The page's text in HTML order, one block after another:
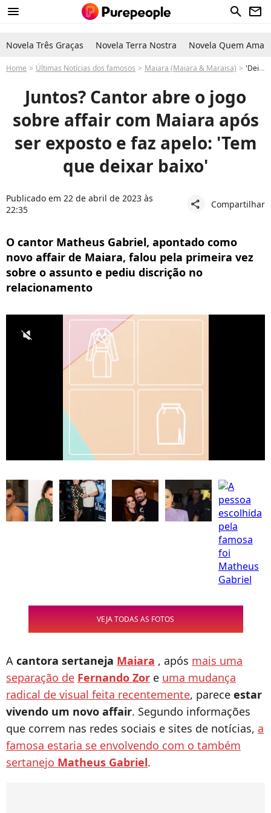
menu search newsletter
Novela Três Graças Novela Terra Nostra Novela Quem Ama
Home Últimas Notícias dos famosos Maiara (Maiara & Maraisa) 'Deixar baixo': cantor abre o jogo sobre affair com Maiara e surpreende fãs
Juntos? Cantor abre o jogo
sobre affair com Maiara após
ser exposto e faz apelo: 'Tem
que deixar baixo'
Publicado em 22 de abril de 2023 às
22:35
share Compartilhar
O cantor Matheus Gabriel, apontado como
novo affair de Maiara, falou pela primeira vez
sobre o assunto e pediu discrição no
relacionamento
VEJA TODAS AS FOTOS
A cantora sertaneja Maiara , após mais uma
separação de Fernando Zor e uma mudança
radical de visual feita recentemente, parece estar
vivendo um novo affair. Segundo informações
que correm nas redes sociais e sites de notícias, a
famosa estaria se envolvendo com o também
sertanejo Matheus Gabriel.